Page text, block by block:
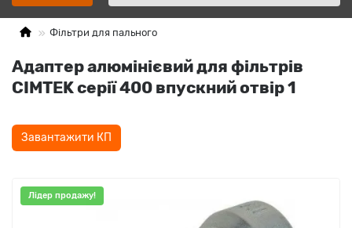
Фільтри для пального
Адаптер алюмінієвий для фільтрів
CIMTEK серії 400 впускний отвір 1
Завантажити КП
Лідер продажу!